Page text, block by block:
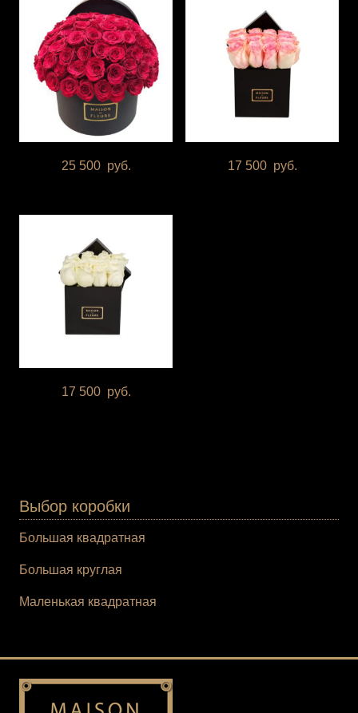
25 500 руб. 17 500 руб.
17 500 руб.
Выбор коробки
Большая квадратная
Большая круглая
Маленькая квадратная